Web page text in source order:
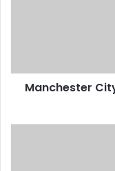
Mahrez !
Manchester